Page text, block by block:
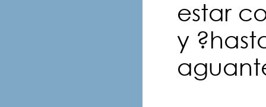
estar
y